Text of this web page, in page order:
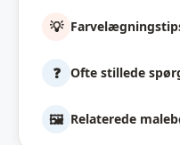
💡
❓ Ofte stillede
🖼️ Relaterede